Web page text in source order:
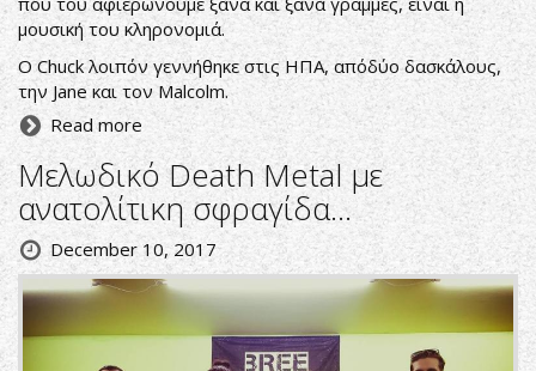
μουσική του κληρονομιά.
Ο Chuck λοιπόν γεννήθηκε στις ΗΠΑ, απόδύο δασκάλους,
την Jane και τον Malcolm.
Read more
Μελωδικό Death Metal με
ανατολίτικη σφραγίδα...
December 10, 2017